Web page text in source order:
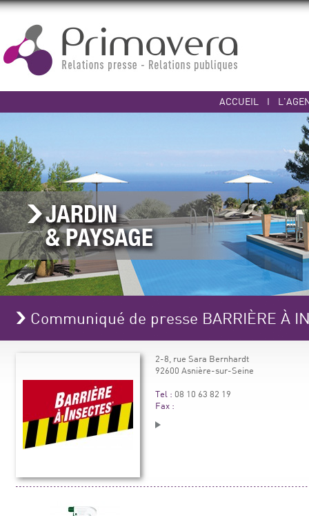
ACCUEIL I
Communiqué de presse BARRIÈRE À
2-8, rue Sara Bernhardt
92600 Asnière-sur-Seine
Tel : 08 10 63 82 19
Fax :